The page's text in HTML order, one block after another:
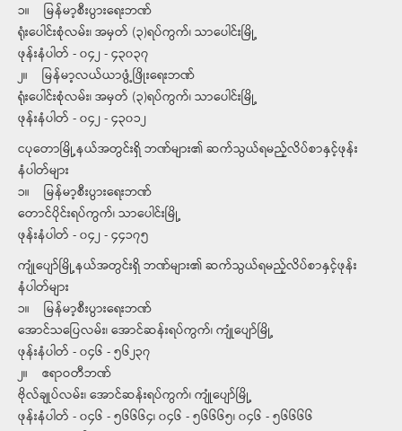
၁။ မြန်မာ့စီးပွားရေးဘဏ်
ရုံးပေါင်းစုံလမ်း၊ အမှတ် (၃)ရပ်ကွက်၊ သာပေါင်းမြို့
ဖုန်းနံပါတ် - ၀၄၂ - ၄၃၀၃၇
၂။ မြန်မာ့လယ်ယာဖွံ့ဖြိုးရေးဘဏ်
ရုံးပေါင်းစုံလမ်း၊ အမှတ် (၃)ရပ်ကွက်၊ သာပေါင်းမြို့
ဖုန်းနံပါတ် - ၀၄၂ - ၄၃၀၁၂
ငပုတောမြို့နယ်အတွင်းရှိ ဘဏ်များ၏ ဆက်သွယ်ရမည့်လိပ်စာနှင့်ဖုန်း
နံပါတ်များ
၁။ မြန်မာ့စီးပွားရေးဘဏ်
တောင်ပိုင်းရပ်ကွက်၊ သာပေါင်းမြို့
ဖုန်းနံပါတ် - ၀၄၂ - ၄၄၁၇၅
ကျုံပျော်မြို့နယ်အတွင်းရှိ ဘဏ်များ၏ ဆက်သွယ်ရမည့်လိပ်စာနှင့်ဖုန်း
နံပါတ်များ
၁။ မြန်မာ့စီးပွားရေးဘဏ်
အောင်သပြေလမ်း၊ အောင်ဆန်းရပ်ကွက်၊ ကျုံပျော်မြို့
ဖုန်းနံပါတ် - ၀၄၆ - ၅၆၂၃၇
၂။ ဧရာဝတီဘဏ်
ဗိုလ်ချုပ်လမ်း၊ အောင်ဆန်းရပ်ကွက်၊ ကျုံပျော်မြို့
ဖုန်းနံပါတ် - ၀၄၆ - ၅၆၆၆၄၊ ၀၄၆ - ၅၆၆၆၅၊ ၀၄၆ - ၅၆၆၆၆